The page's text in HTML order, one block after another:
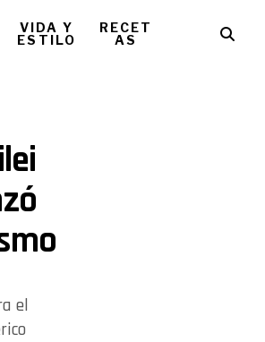
VIDA Y
ESTILO
RECET
AS
el